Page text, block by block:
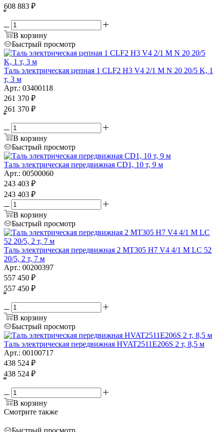
608 883 ₽
*
В корзину
Быстрый просмотр
Таль электрическая цепная 1 CLF2 H3 V4 2/1 M N 20 20/5 K, 1
т, 3 м
Арт.: 03400118
261 370 ₽
261 370 ₽
*
В корзину
Быстрый просмотр
Таль электрическая передвижная CD1, 10 т, 9 м
Арт.: 00500060
243 403 ₽
243 403 ₽
В корзину
Быстрый просмотр
Таль электрическая передвижная 2 MT305 H7 V4 4/1 M LC 52
20/5, 2 т, 7 м
Арт.: 00200397
557 450 ₽
557 450 ₽
*
В корзину
Быстрый просмотр
Таль электрическая передвижная HVAT2511E206S 2 т, 8,5 м
Арт.: 00100717
438 524 ₽
438 524 ₽
*
В корзину
Смотрите также
Быстрый просмотр